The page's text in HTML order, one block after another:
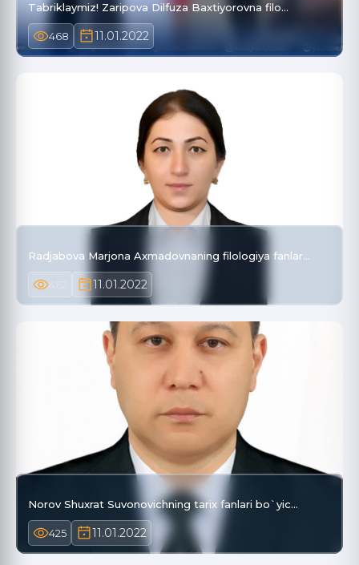
Tabriklaymiz! Zaripova Dilfuza Baxtiyorovna filo…
468 11.01.2022
Radjabova Marjona Axmadovnaning filologiya fanlar…
11.01.2022
Norov Shuxrat Suvonovichning tarix fanlari bo`yic…
425 11.01.2022